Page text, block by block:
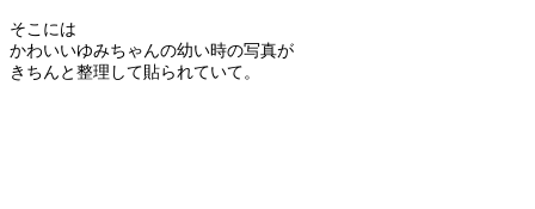
そこには
かわいいゆみちゃんの幼い時の写真が
きちんと整理して貼られていて。